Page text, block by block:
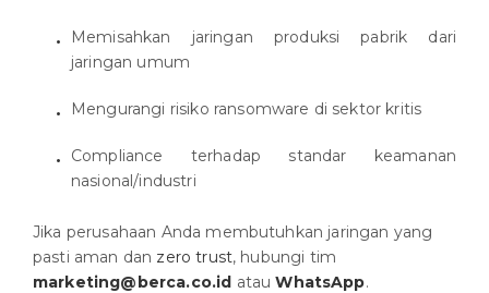
Memisahkan jaringan produksi pabrik dari
jaringan umum
Mengurangi risiko ransomware di sektor kritis
Compliance terhadap standar keamanan
nasional/industri
Jika perusahaan Anda membutuhkan jaringan yang
pasti aman dan zero trust, hubungi tim
marketing@berca.co.id atauWhatsApp.